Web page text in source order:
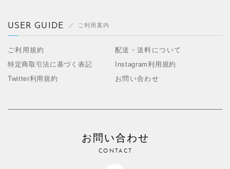
USER GUIDE ご利用案内
ご利用規約
配送・送料について
特定商取引法に基づく表記
Instagram利用規約
Twitter利用規約
お問い合わせ
お問い合わせ
CONTACT